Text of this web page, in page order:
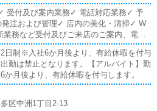
×年3〜4回= 60〜160万程チーフ／15〜3
〜120万程一般職／10〜20万×年3〜4回=
バイト】■店舗スタッフ、WEB運営スタ
〜1,700円（+業績歩合+手当各種）※深夜
～2,125円■外国語通訳スタッフ時給 1,5
+業績歩合+手当各種）※深夜22時以降
円
受付及び案内業務✓ 電話対応業務✓ 予
注および管理✓ 店内の美化・清掃✓ W
業務など受付及びご来店のご案内、電話
業務など店舗営業面を中心としたお仕事
。また、備品の発注や在庫管理も行い店舗
務も担当していただきます。加えて、W
も行い情報を最新の状態に保つ役割を
ャルサイト更新✓ 各種広告サイトの更
2日制※入社6か月後より、有給休暇を付与
勤は禁止となります。【アルバイト】勤
月後より、有給休暇を付与します。
区中洲1丁目2-13